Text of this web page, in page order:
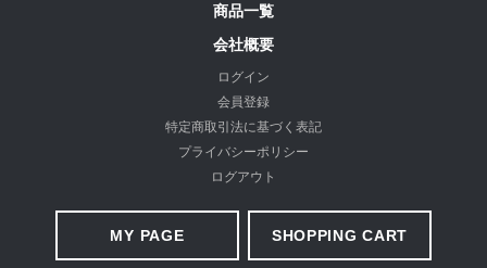
経験を積み重ねた人にしか分からない“本物のスタンダー
ド”があるとすればそれはこんな形なのかもしれません。忙
しい毎日をおくる全ての女性にもっと軽やかに、もっと自分
らしくオシャレを楽しんでいただければ嬉しいです。
美しく、はきやすく、長く使える
商品一覧
会社概要
ログイン
会員登録
特定商取引法に基づく表記
プライバシーポリシー
ログアウト
MY PAGE SHOPPING CART